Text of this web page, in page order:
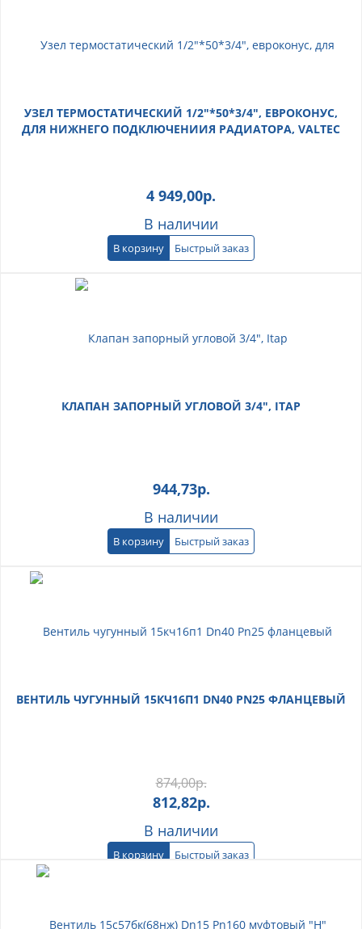
УЗЕЛ ТЕРМОСТАТИЧЕСКИЙ 1/2"*50*3/4", ЕВРОКОНУС,
ДЛЯ НИЖНЕГО ПОДКЛЮЧЕНИИЯ РАДИАТОРА, VALTEC
4 949,00р.
В наличии
В корзину Быстрый заказ
КЛАПАН ЗАПОРНЫЙ УГЛОВОЙ 3/4", ITAP
944,73р.
В наличии
В корзину Быстрый заказ
ВЕНТИЛЬ ЧУГУННЫЙ 15КЧ16П1 DN40 PN25 ФЛАНЦЕВЫЙ
874,00р.
812,82р.
В наличии
В корзину Быстрый заказ